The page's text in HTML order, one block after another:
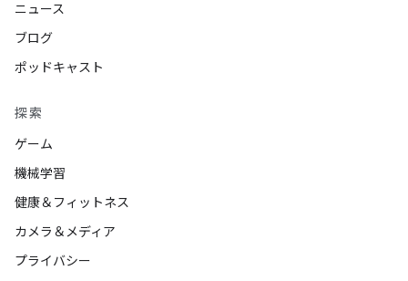
ニュース
ブログ
ポッドキャスト
探索
ゲーム
機械学習
健康＆フィットネス
カメラ＆メディア
プライバシー